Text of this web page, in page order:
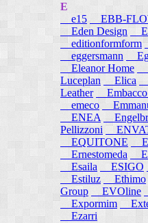
E
e15 EBB-
Eden Design
editionformform
eggersmann
Eleanor Home
Luceplan
Elica
Leather
emeco
ENEA
Pellizzoni
EQUITONE
Ernestomeda
Esaila
ESIGO
Estiluz
Ethimo
Group
EVOline
Expormim
Ezarri